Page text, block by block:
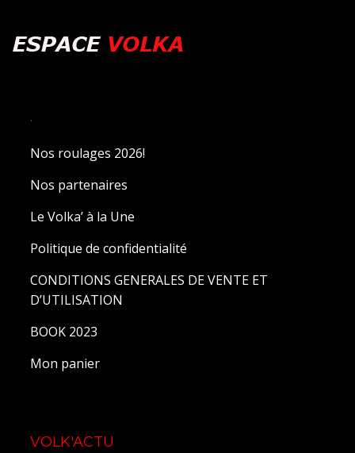
.
Nos roulages 2026!
Nos partenaires
Le Volka’ à la Une
Politique de confidentialité
CONDITIONS GENERALES DE VENTE ET
D’UTILISATION
BOOK 2023
Mon panier
VOLK'ACTU